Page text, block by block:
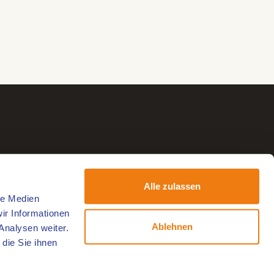
Medien
Informationen
weiter.
Sie ihnen
Alle zulassen
Ablehnen